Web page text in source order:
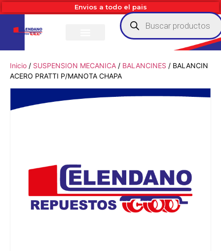
Envios a todo el pais
Inicio / SUSPENSION MECANICA / BALANCINES / BALANCIN
ACERO PRATTI P/MANOTA CHAPA